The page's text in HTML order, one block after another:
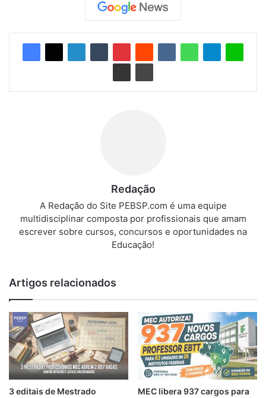
Redação
A Redação do Site PEBSP.com é uma equipe
multidisciplinar composta por profissionais que amam
escrever sobre cursos, concursos e oportunidades na
Educação!
Artigos relacionados
3 editais de Mestrado
MEC libera 937 cargos para